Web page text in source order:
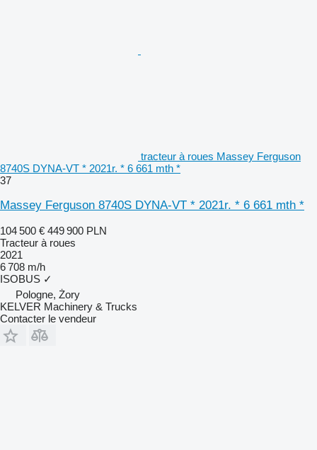
tracteur à roues Massey Ferguson
8740S DYNA-VT * 2021r. * 6 661 mth *
37
Massey Ferguson 8740S DYNA-VT * 2021r. * 6 661 mth *
104 500 € 449 900 PLN
Tracteur à roues
2021
6 708 m/h
ISOBUS ✓
Pologne, Żory
KELVER Machinery & Trucks
Contacter le vendeur